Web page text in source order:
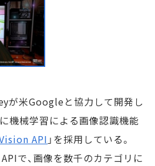
が米Googleと協力して開発し
機械学習による画像認識機能
API 」を採用している。
で、画像を数千のカテゴリに